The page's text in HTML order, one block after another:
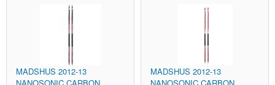
MADSHUS 2012-13
NANOSONIC CARBON
MADSHUS 2012-13
NANOSONIC CARBON